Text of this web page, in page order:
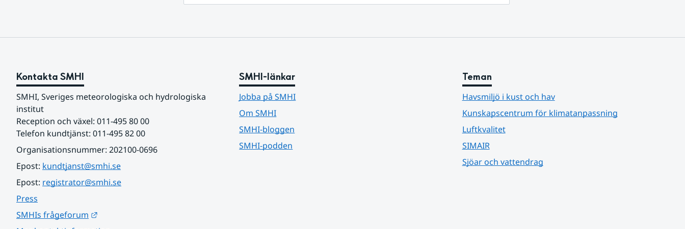
Kontakta SMHI
SMHI, Sveriges meteorologiska och hydrologiska
institut
Reception och växel: 011-495 80 00
Telefon kundtjänst: 011-495 82 00
Organisationsnummer: 202100-0696
Epost: kundtjanst@smhi.se
Epost: registrator@smhi.se
Press
SMHIs frågeforum
SMHI-länkar
Jobba på SMHI
Om SMHI
SMHI-bloggen
SMHI-podden
Teman
Havsmiljö i kust och hav
Kunskapscentrum för klimatanpassning
Luftkvalitet
SIMAIR
Sjöar och vattendrag